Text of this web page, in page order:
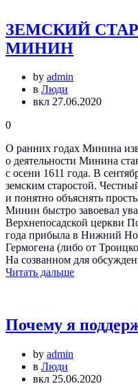
ЗЕМСКИЙ
МИНИН
by admin
в Люди
вкл 27.06.2020
0
О ранних годах Минина
о деятельности Минина
с осени 1611 года. В
земским старостой.
и понятно объяснять
Минин быстро завоевал
Верхнепосадской церкви
года прибыла в Нижний
Гермогена (либо от
На созванном для
Читать дальше
Почему я
by admin
в Люди
вкл 25.06.2020